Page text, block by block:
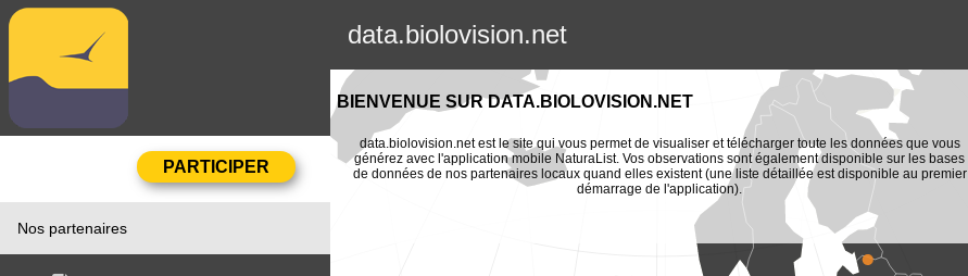
data.biolovision.net
Nos partenaires
BIENVENUE SUR DATA.BIOLOVISION.NET
data.biolovision.net est le site qui vous permet de visualiser et télécharger toute les données que vous
générez avec l'application mobile NaturaList. Vos observations sont également disponible sur les bases
de données de nos partenaires locaux quand elles existent (une liste détaillée est disponible au premier
démarrage de l'application).